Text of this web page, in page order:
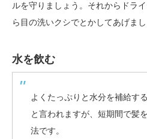
ルを守りましょう。それからドラ
ら目の洗いクシでとかしてあげまし
水を飲む
よくたっぷりと水分を補給す
と言われますが、短期間で髪
法です。